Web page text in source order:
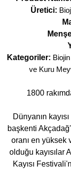
Üretici:
Kategoriler:
ve Kuru
1800
Dünyanın
başkenti
oranı en yüksek
olduğu kayısılar
Kayısı